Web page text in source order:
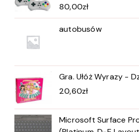
80,00zł
autobusów
Gra. Ułóż Wyrazy -
20,60zł
Microsoft Surface